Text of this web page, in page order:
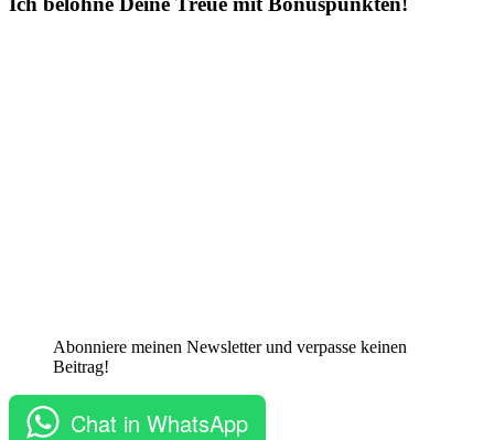
Abonniere meinen Newsletter und verpasse keinen
Beitrag!
Chat in WhatsApp